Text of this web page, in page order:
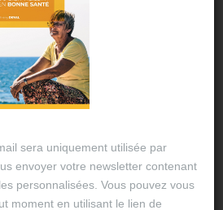
DUVAL
important. En 2050, 10
vivront sur terre. Il est
de changer de régime
mondial d’ici 2050 C’est…
sera uniquement utilisée par
envoyer votre newsletter contenant
personnalisées. Vous pouvez vous
moment en utilisant le lien de